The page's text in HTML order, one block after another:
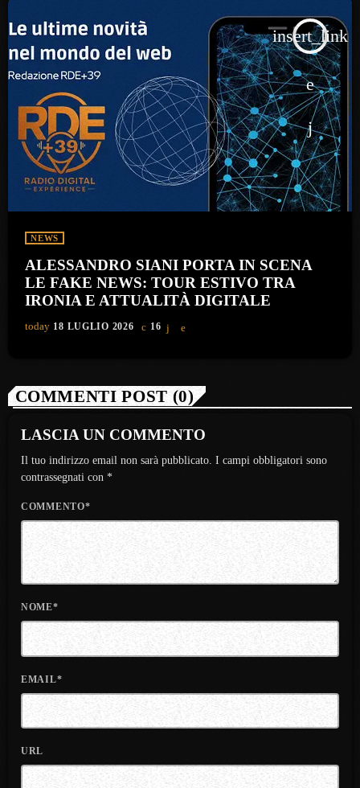
insert_link
NEWS
ALESSANDRO SIANI PORTA IN SCENA
LE FAKE NEWS: TOUR ESTIVO TRA
IRONIA E ATTUALITÀ DIGITALE
today 18 LUGLIO 2026 16
COMMENTI POST (0)
LASCIA UN COMMENTO
Il tuo indirizzo email non sarà pubblicato. I campi obbligatori sono
contrassegnati con *
COMMENTO*
NOME*
EMAIL*
URL